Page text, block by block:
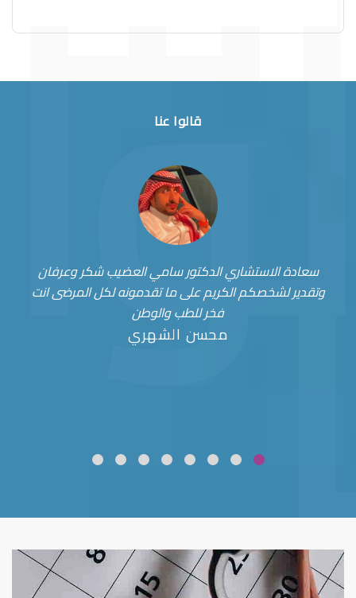
قالوا عنا
سعادة الاستشاري الدكتور سامي العضيب شكر وعرفان
وتقدير لشخصكم الكريم على ما تقدمونه لكل المرضى انت
فخر للطب والوطن
محسن الشهري